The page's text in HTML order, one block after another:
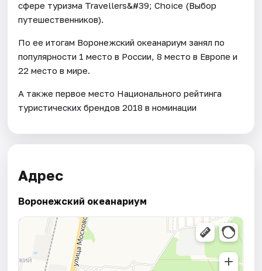
сфере туризма Travellers&#39; Choice (Выбор
путешественников).
По ее итогам Воронежский океанариум занял по
популярности 1 место в России, 8 место в Европе и
22 место в мире.
А также первое место Национального рейтинга
туристических брендов 2018 в номинации
Адрес
Воронежский океанариум